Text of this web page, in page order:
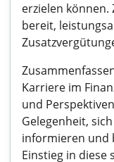
erzielen
bereit,
Karriere im
und
Gelegenheit,
informieren und
Einstieg in diese